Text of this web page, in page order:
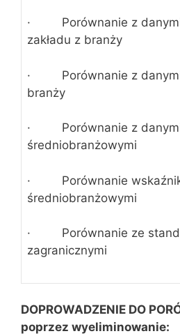
· Porównanie z danymi
zakładu z branży
· Porównanie z danymi
branży
· Porównanie z
średniobranżowymi
· Porównanie
średniobranżowymi
· Porównanie ze
zagranicznymi
DOPROWADZENIE DO
poprzez wyeliminowanie: